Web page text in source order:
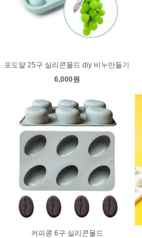
포도알 25구 실리콘몰드 diy 비누만들기
6,000원
커피콩 6구 실리콘몰드